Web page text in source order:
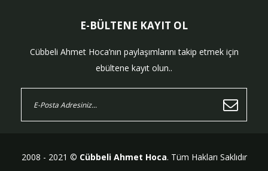
E-BÜLTENE KAYIT OL
Cübbeli Ahmet Hoca’nın paylaşımlarını takip etmek için
ebültene kayıt olun..
2008 - 2021 © Cübbeli Ahmet Hoca. Tüm Hakları Saklıdır